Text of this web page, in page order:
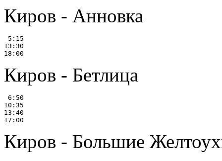
Киров - Анновка
5:15
13:30
Киров - Бетлица
6:50
10:35
13:40
Киров - Большие